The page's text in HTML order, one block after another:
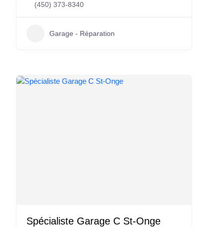
(450) 373-8340
Garage - Réparation
Spécialiste Garage C St-Onge